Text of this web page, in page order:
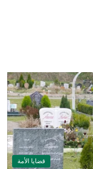
قضايا الأمة